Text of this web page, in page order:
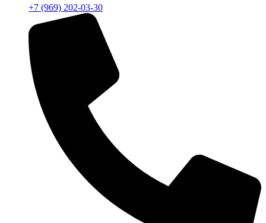
+7 (969) 202-03-30